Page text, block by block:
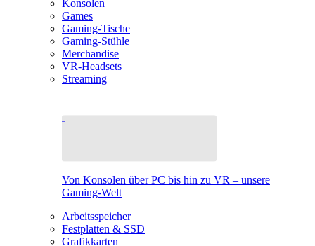
Konsolen
Games
Gaming-Tische
Gaming-Stühle
Merchandise
VR-Headsets
Streaming
Von Konsolen über PC bis hin zu VR – unsere
Gaming-Welt
Arbeitsspeicher
Festplatten & SSD
Grafikkarten